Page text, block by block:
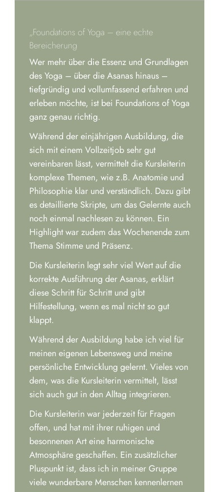
„Foundations of Yoga – eine echte
Bereicherung
Wer mehr über die Essenz und Grundlagen
des Yoga – über die Asanas hinaus –
tiefgründig und vollumfassend erfahren und
erleben möchte, ist bei Foundations of Yoga
ganz genau richtig.
Während der einjährigen Ausbildung, die
sich mit einem Vollzeitjob sehr gut
vereinbaren lässt, vermittelt die Kursleiterin
komplexe Themen, wie z.B. Anatomie und
Philosophie klar und verständlich. Dazu gibt
es detaillierte Skripte, um das Gelernte auch
noch einmal nachlesen zu können. Ein
Highlight war zudem das Wochenende zum
Thema Stimme und Präsenz.
Die Kursleiterin legt sehr viel Wert auf die
korrekte Ausführung der Asanas, erklärt
diese Schritt für Schritt und gibt
Hilfestellung, wenn es mal nicht so gut
klappt.
Während der Ausbildung habe ich viel für
meinen eigenen Lebensweg und meine
persönliche Entwicklung gelernt. Vieles von
dem, was die Kursleiterin vermittelt, lässt
sich auch gut in den Alltag integrieren.
Die Kursleiterin war jederzeit für Fragen
offen, und hat mit ihrer ruhigen und
besonnenen Art eine harmonische
Atmosphäre geschaffen. Ein zusätzlicher
Pluspunkt ist, dass ich in meiner Gruppe
viele wunderbare Menschen kennenlernen